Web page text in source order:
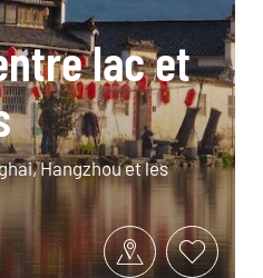
lac et
Hangzhou et les